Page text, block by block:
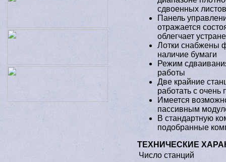
сдвоенных листов
Панель
отражается
облегчает
Лотки снабжены
наличие бумаги
Режим
работы
Две крайние
работать с очень
Имеется
пассивным
В стандартную
подобранные
ТЕХНИЧЕСКИЕ
Число станций